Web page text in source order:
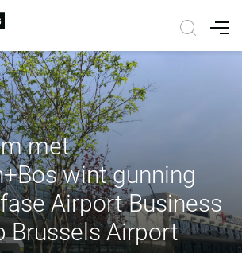
met
wint gunning
Airport Business
Brussels Airport